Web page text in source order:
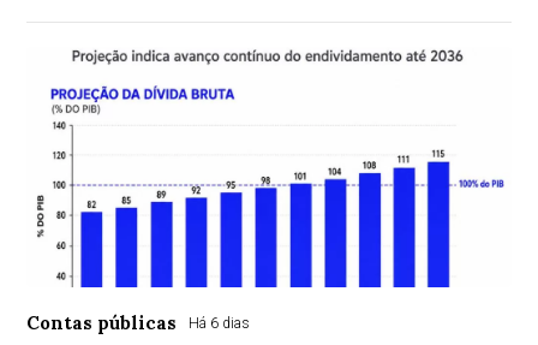
Contas públicas Há 6 dias